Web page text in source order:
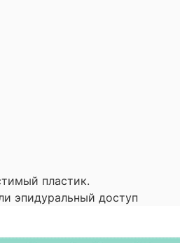
пластик.
эпидуральный доступ